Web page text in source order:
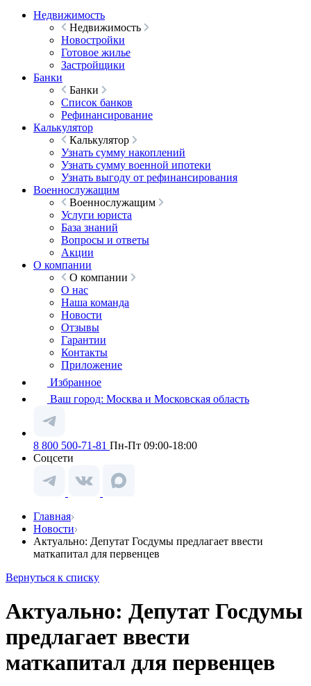
Недвижимость
Недвижимость
Новостройки
Готовое жилье
Застройщики
Банки
Банки
Список банков
Рефинансирование
Калькулятор
Калькулятор
Узнать сумму накоплений
Узнать сумму военной ипотеки
Узнать выгоду от рефинансирования
Военнослужащим
Военнослужащим
Услуги юриста
База знаний
Вопросы и ответы
Акции
О компании
О компании
О нас
Наша команда
Новости
Отзывы
Гарантии
Контакты
Приложение
Избранное
Ваш город: Москва и Московская область
8 800 500-71-81 Пн-Пт 09:00-18:00
Соцсети
Главная
Новости
Актуально: Депутат Госдумы предлагает ввести
маткапитал для первенцев
Вернуться к списку
Актуально: Депутат Госдумы
предлагает ввести
маткапитал для первенцев